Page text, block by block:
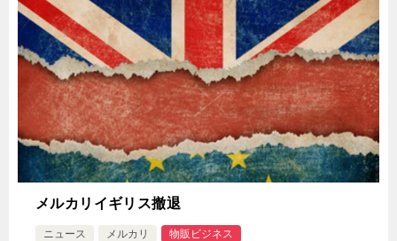
メルカリイギリス撤退
ニュース メルカリ 物販ビジネス